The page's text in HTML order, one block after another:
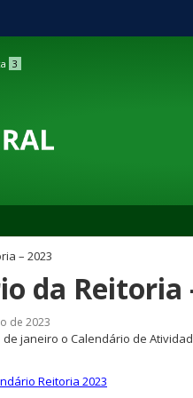
3
– 2023
da Reitoria
de 2023
janeiro o Calendário de
Reitoria 2023